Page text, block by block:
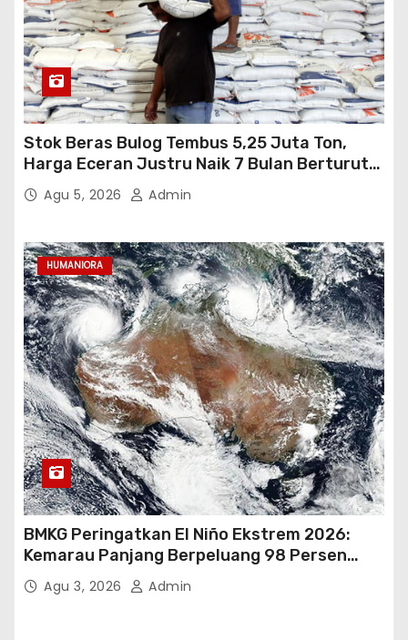
Stok Beras Bulog Tembus 5,25 Juta Ton,
Harga Eceran Justru Naik 7 Bulan Berturut-
TurutAgu 5, 2026 Admin
HUMANIORA
BMKG Peringatkan El Niño Ekstrem 2026:
Kemarau Panjang Berpeluang 98 Persen
hingga Awal 2027
Agu 3, 2026 Admin